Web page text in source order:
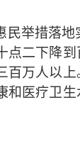
举措落
点二下降
百万人以
和医疗卫